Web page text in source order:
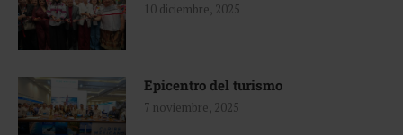
10 diciembre, 2025
Epicentro del turismo
7 noviembre, 2025